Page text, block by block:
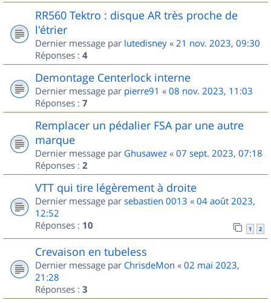
RR560 Tektro : disque AR très proche de
l'étrier
Dernier message par lutedisney « 21 nov. 2023, 09:30
Réponses : 4
Demontage Centerlock interne
Dernier message par pierre91 « 08 nov. 2023, 11:03
Réponses : 7
Remplacer un pédalier FSA par une autre
marque
Dernier message par Ghusawez « 07 sept. 2023, 07:18
Réponses : 2
VTT qui tire légèrement à droite
Dernier message par sebastien 0013 « 04 août 2023,
12:52
Réponses : 10 1 2
Crevaison en tubeless
Dernier message par ChrisdeMon « 02 mai 2023,
21:28
Réponses : 3